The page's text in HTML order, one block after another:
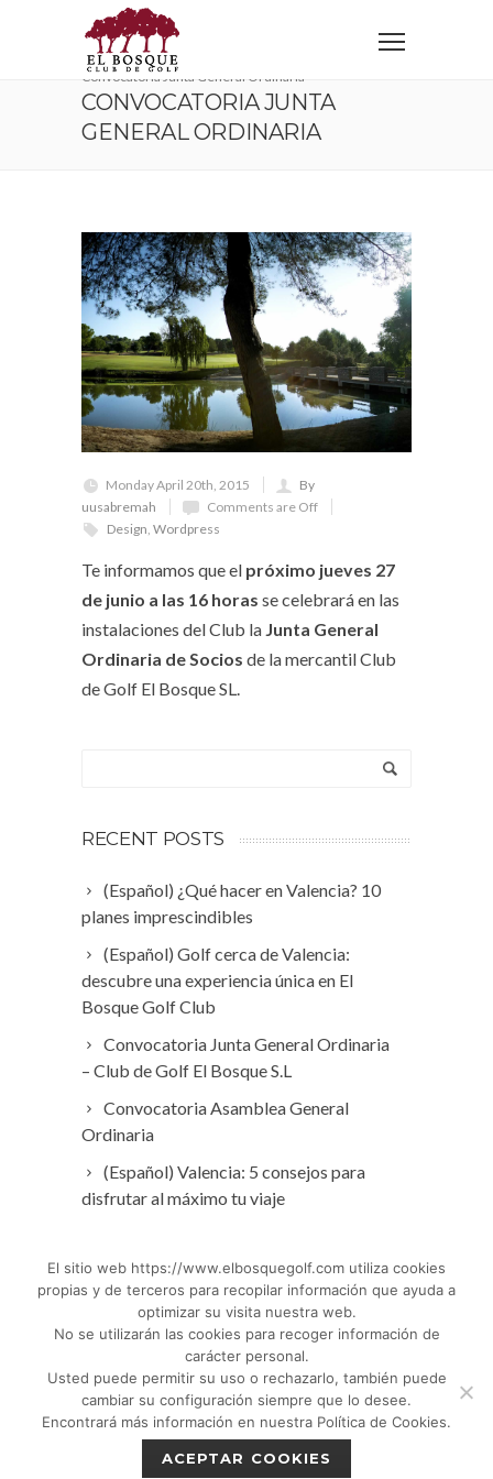
Home Brand Identity
Marketing
Mobile Apps
Convocatoria Junta General Ordinaria
CONVOCATORIA JUNTA
GENERAL ORDINARIA
Monday April 20th, 2015
By
uusabremah
Comments are Off
Design Wordpress
Te informamos que el próximo jueves 27
de junio a las 16 horas se celebrará en las
instalaciones del Club la Junta General
Ordinaria de Socios de la mercantil Club
de Golf El Bosque SL.
RECENT POSTS
(Español) ¿Qué hacer en Valencia? 10
planes imprescindibles
(Español) Golf cerca de Valencia:
descubre una experiencia única en El
Bosque Golf Club
Convocatoria Junta General Ordinaria
– Club de Golf El Bosque S.L
Convocatoria Asamblea General
Ordinaria
(Español) Valencia: 5 consejos para
disfrutar al máximo tu viaje
© El Bosque Golf Club |Legal Notice|
El sitio web https://www.elbosquegolf.com utiliza cookies
propias y de terceros para recopilar información que ayuda a
optimizar su visita nuestra web.
No se utilizarán las cookies para recoger información de
carácter personal.
Usted puede permitir su uso o rechazarlo, también puede
cambiar su configuración siempre que lo desee.
Encontrará más información en nuestra Política de Cookies.
ACEPTAR COOKIES